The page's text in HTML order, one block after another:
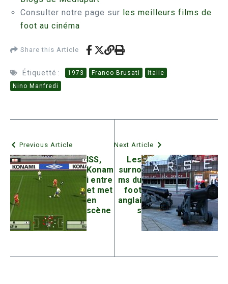
Consulter notre page sur les meilleurs films de
foot au cinéma
Share this Article
Étiquetté : 1973 Franco Brusati
Italie
Nino Manfredi
Previous Article
ISS,
Konam
i entre
et met
en
scène
Next Article
Les
surno
ms du
foot
anglai
s